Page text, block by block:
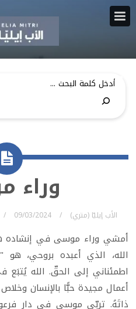
وراء
الأب إيليّا (متري) 09/03/2024
أمشي وراء موسى في إنشاده
اطمئناني إلى الحقّ. الله
أعمال مجيدة حبًّا بالإنسان
ذاتَهُ. تربّى موسى في دار